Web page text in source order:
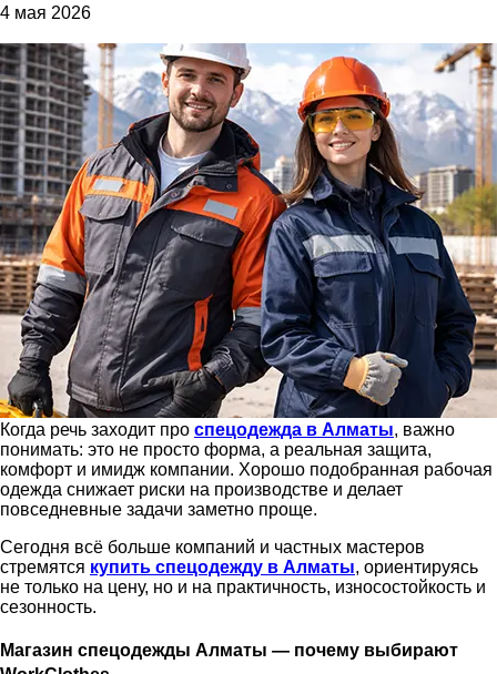
4 мая 2026
Когда речь заходит про спецодежда в Алматы, важно
понимать: это не просто форма, а реальная защита,
комфорт и имидж компании. Хорошо подобранная рабочая
одежда снижает риски на производстве и делает
повседневные задачи заметно проще.
Сегодня всё больше компаний и частных мастеров
стремятся купить спецодежду в Алматы, ориентируясь
не только на цену, но и на практичность, износостойкость и
сезонность.
Магазин спецодежды Алматы — почему выбирают